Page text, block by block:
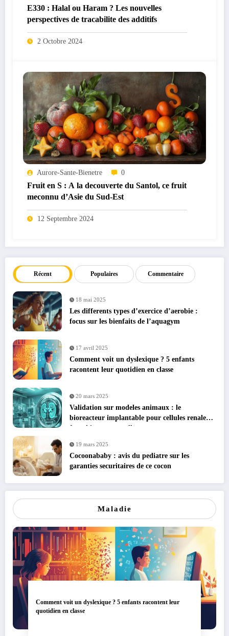
E330 : Halal ou Haram ? Les nouvelles
perspectives de tracabilite des additifs
2 Octobre 2024
Aurore-Sante-Bienetre 0
Fruit en S : A la decouverte du Santol, ce fruit
meconnu d’Asie du Sud-Est
12 Septembre 2024
Récent Populaires Commentaire
18 mai 2025
Les differents types d’exercice d’aerobie :
focus sur les bienfaits de l’aquagym
17 avril 2025
Comment voit un dyslexique ? 5 enfants
racontent leur quotidien en classe
20 mars 2025
Validation sur modeles animaux : le
bioreacteur implantable pour cellules renales
franchit une nouvelle etape
19 mars 2025
Cocoonababy : avis du pediatre sur les
garanties securitaires de ce cocon
Maladie
Comment voit un dyslexique ? 5 enfants racontent leur
quotidien en classe